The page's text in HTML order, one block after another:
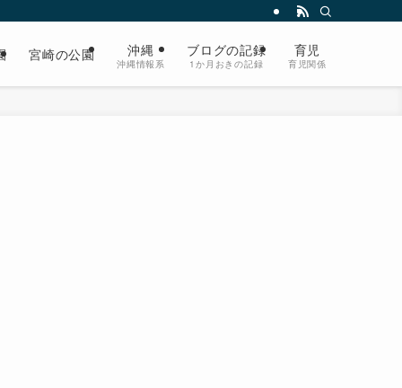
宮崎の公園 沖縄
沖縄情報系
ブログの記録
1か月おきの記録
育児
育児関係